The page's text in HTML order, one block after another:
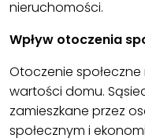
nieruchomości.
Wpływ otoczenia
Otoczenie
wartości domu.
zamieszkane przez
społecznym i